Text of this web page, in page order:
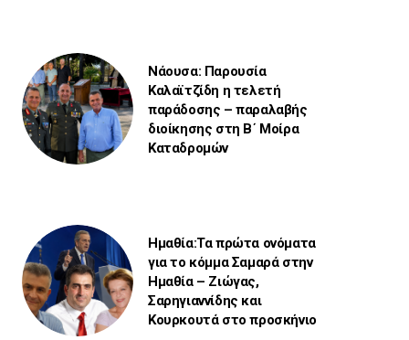
Νάουσα: Παρουσία
Καλαϊτζίδη η τελετή
παράδοσης – παραλαβής
διοίκησης στη Β΄ Μοίρα
Καταδρομών
Ημαθία:Τα πρώτα ονόματα
για το κόμμα Σαμαρά στην
Ημαθία – Ζιώγας,
Σαρηγιαννίδης και
Κουρκουτά στο προσκήνιο